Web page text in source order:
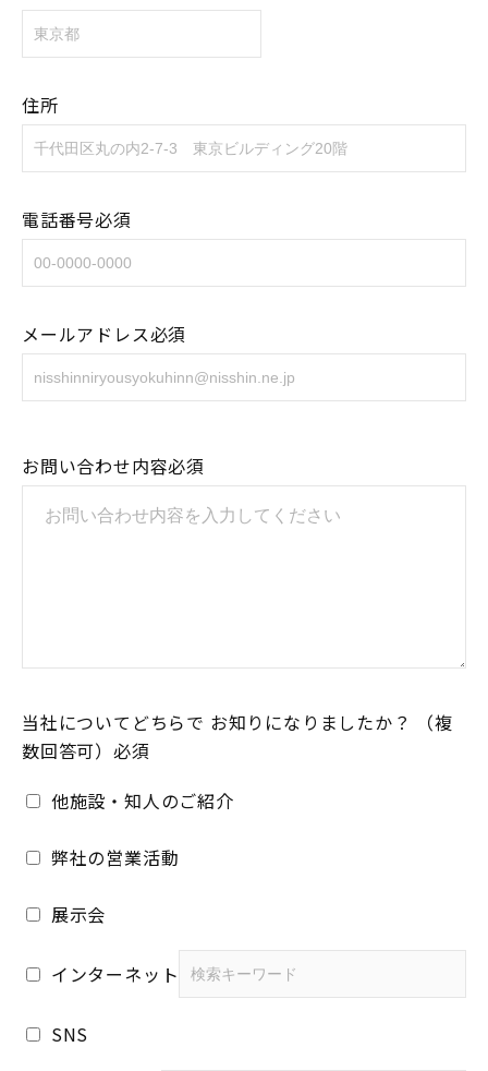
住所
電話番号必須
メールアドレス必須
お問い合わせ内容必須
当社についてどちらで お知りになりましたか？
（複
数回答可）必須
他施設・知人のご紹介
弊社の営業活動
展示会
インターネット
SNS